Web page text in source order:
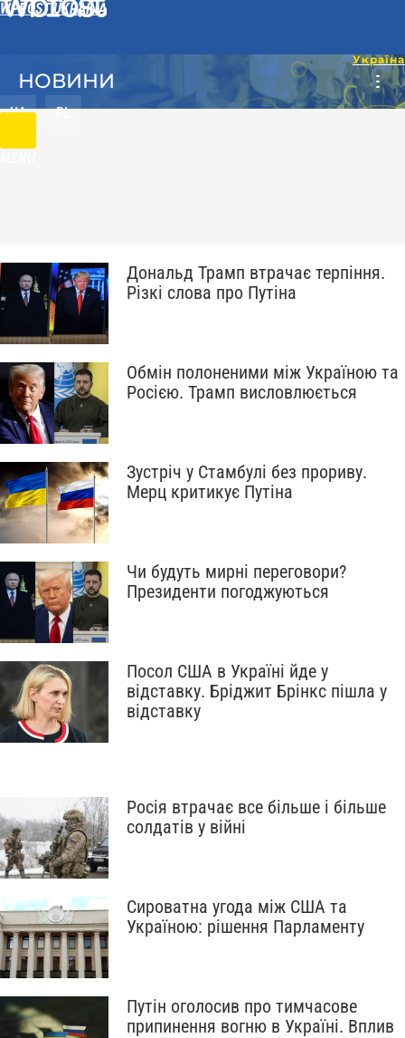
WPROST UKRAINA
UA PL
НОВИНИ
Дональд Трамп втрачає терпіння.
Різкі слова про Путіна
Обмін полоненими між Україною та
Росією. Трамп висловлюється
Зустріч у Стамбулі без прориву.
Мерц критикує Путіна
Чи будуть мирні переговори?
Президенти погоджуються
Посол США в Україні йде у
відставку. Бріджит Брінкс пішла у
відставку
Росія втрачає все більше і більше
солдатів у війні
Сироватна угода між США та
Україною: рішення Парламенту
Путін оголосив про тимчасове
припинення вогню в Україні. Вплив